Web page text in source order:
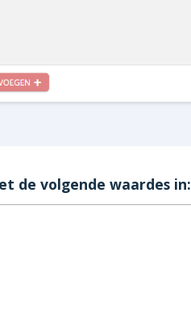
de volgende waardes in: